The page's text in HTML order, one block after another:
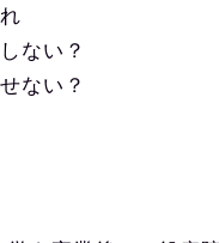
ない？
ない？